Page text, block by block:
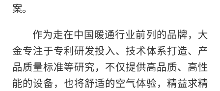
案。
作为走在中国暖通行业前列的品牌，大
金专注于专利研发投入、技术体系打造、产
品质量标准等研究，不仅提供高品质、高性
能的设备，也将舒适的空气体验，精益求精